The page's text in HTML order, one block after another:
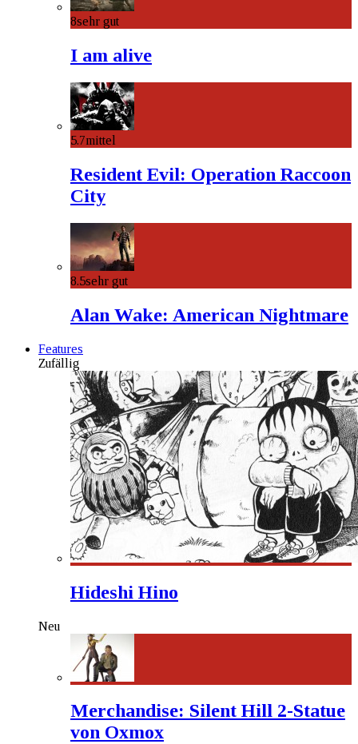
8sehr gut
I am alive
5.7mittel
Resident Evil: Operation Raccoon
City
8.5sehr gut
Alan Wake: American Nightmare
Features
Zufällig
Hideshi Hino
Neu
Merchandise: Silent Hill 2-Statue
von Oxmox